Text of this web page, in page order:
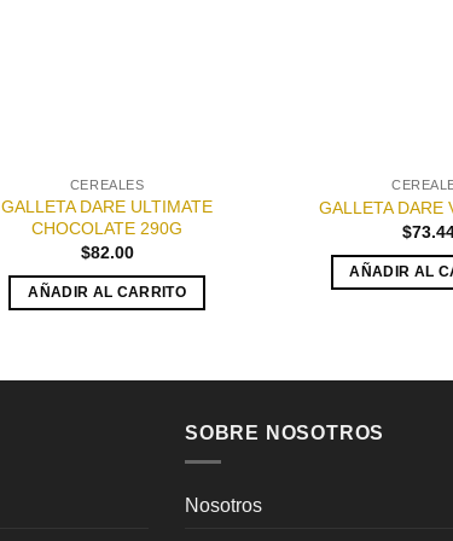
CEREALES
GALLETA DARE ULTIMATE
CHOCOLATE 290G
$82.00
AÑADIR AL CARRITO
GALLETA DARE
$
AÑADIR AL
SOBRE NOSOTROS
Nosotros